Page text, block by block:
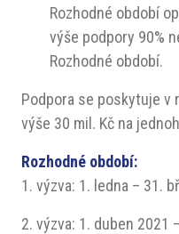
Rozhodné období
výše podpory 90%
Rozhodné období.
Podpora se poskytuje v
výše 30 mil. Kč na
Rozhodné období:
1. výzva: 1. ledna – 31.
2. výzva: 1. duben 2021